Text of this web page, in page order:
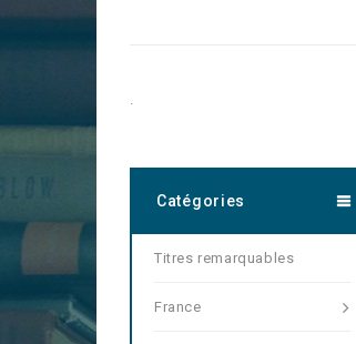
.
Catégories
Titres remarquables
France